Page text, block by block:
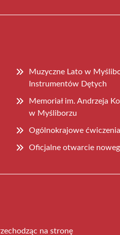
Muzyczne Lato w
Instrumentów Dętych
Memoriał im. Andrzeja
w Myśliborzu
Ogólnokrajowe
Oficjalne otwarcie
na stronę